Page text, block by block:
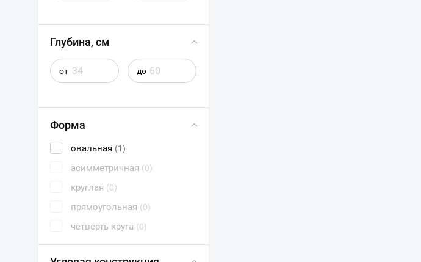
Глубина, см
от до
Форма
овальная (1)
асимметричная (0)
круглая (0)
прямоугольная (0)
четверть круга (0)